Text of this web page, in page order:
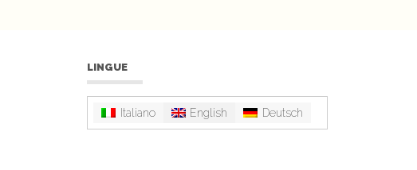
LINGUE
Italiano English Deutsch